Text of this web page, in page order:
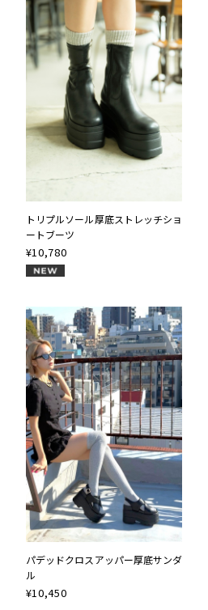
トリプルソール厚底ストレッチショ
ートブーツ
¥10,780
パデッドクロスアッパー厚底サンダ
ル
¥10,450